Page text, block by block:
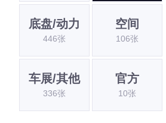
底盘/动力
446张
空间
106张
车展/其他
336张
官方
10张